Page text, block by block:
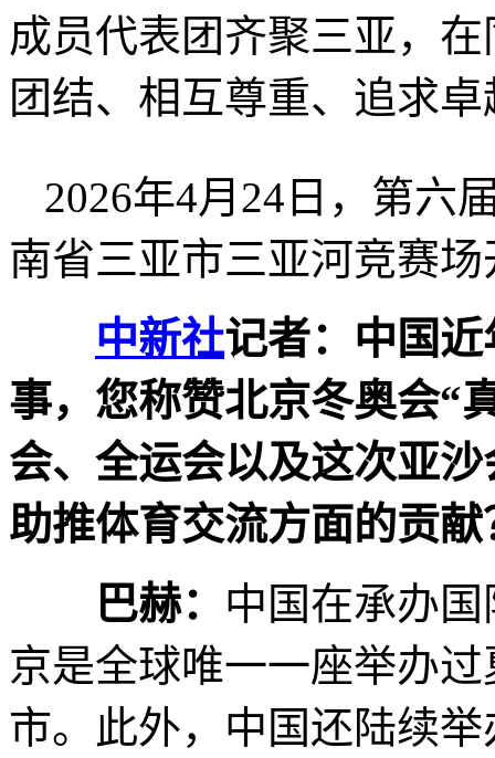
成员代表团齐聚三亚，
团结、相互尊重、追求
2026年4月24日，第六
南省三亚市三亚河竞赛场
中新社记者：中国
事，您称赞北京冬奥会“
会、全运会以及这次亚
助推体育交流方面的贡献
巴赫： 中国在承办
京是全球唯一一座举办
市。此外，中国还陆续